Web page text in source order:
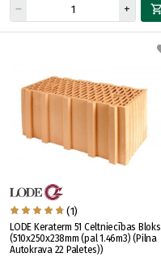
(1)
LODE Keraterm 51 Celtniecības Bloks
(510x250x238mm (pal 1.46m3) (Pilna
Autokrava 22 Paletes))